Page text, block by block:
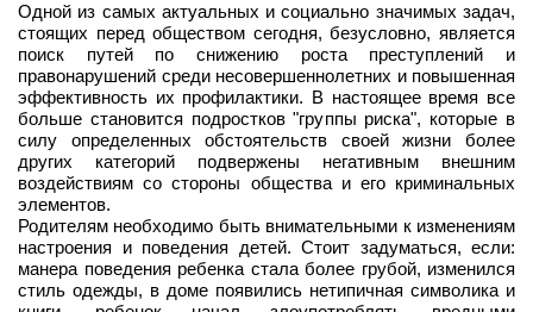
Одной из самых актуальных и социально значимых задач,
стоящих перед обществом сегодня, безусловно, является
поиск путей по снижению роста преступлений и
правонарушений среди несовершеннолетних и повышенная
эффективность их профилактики. В настоящее время все
больше становится подростков "группы риска", которые в
силу определенных обстоятельств своей жизни более
других категорий подвержены негативным внешним
воздействиям со стороны общества и его криминальных
элементов.
Родителям необходимо быть внимательными к изменениям
настроения и поведения детей. Стоит задуматься, если:
манера поведения ребенка стала более грубой, изменился
стиль одежды, в доме появились нетипичная символика и